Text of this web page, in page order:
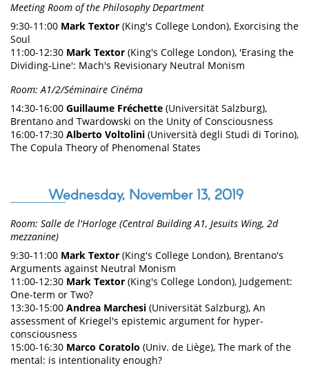
Meeting Room of the Philosophy Department
9:30-11:00 Mark Textor (King's College London), Exorcising the
Soul
11:00-12:30 Mark Textor (King's College London), 'Erasing the
Dividing-Line': Mach's Revisionary Neutral Monism
Room: A1/2/Séminaire Cinéma
14:30-16:00 Guillaume Fréchette (Universität Salzburg),
Brentano and Twardowski on the Unity of Consciousness
16:00-17:30 Alberto Voltolini (Università degli Studi di Torino),
The Copula Theory of Phenomenal States
Wednesday, November 13, 2019
Room: Salle de l'Horloge (Central Building A1, Jesuits Wing, 2d
mezzanine)
9:30-11:00 Mark Textor (King's College London), Brentano's
Arguments against Neutral Monism
11:00-12:30 Mark Textor (King's College London), Judgement:
One-term or Two?
13:30-15:00 Andrea Marchesi (Universität Salzburg), An
assessment of Kriegel's epistemic argument for hyper-
consciousness
15:00-16:30 Marco Coratolo (Univ. de Liège), The mark of the
mental: is intentionality enough?